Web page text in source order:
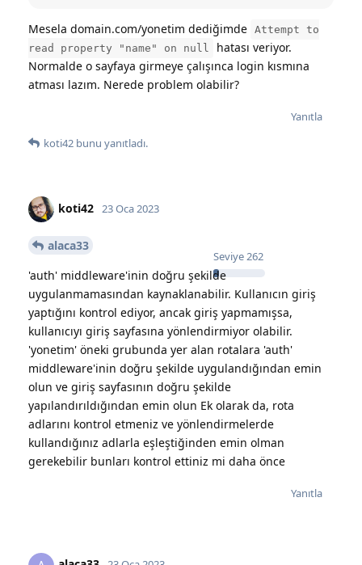
Mesela domain.com/yonetim dediğimde Attempt to
read property "name" on null
hatası veriyor.
Normalde o sayfaya girmeye çalışınca login kısmına
atması lazım. Nerede problem olabilir?
Yanıtla
koti42 bunu yanıtladı.
koti42
Seviye262
23 Oca 2023
alaca33
'auth' middleware'inin doğru şekilde
uygulanmamasından kaynaklanabilir. Kullanıcın giriş
yaptığını kontrol ediyor, ancak giriş yapmamışsa,
kullanıcıyı giriş sayfasına yönlendirmiyor olabilir.
'yonetim' öneki grubunda yer alan rotalara 'auth'
middleware'inin doğru şekilde uygulandığından emin
olun ve giriş sayfasının doğru şekilde
yapılandırıldığından emin olun Ek olarak da, rota
adlarını kontrol etmeniz ve yönlendirmelerde
kullandığınız adlarla eşleştiğinden emin olman
gerekebilir bunları kontrol ettiniz mi daha önce
Yanıtla